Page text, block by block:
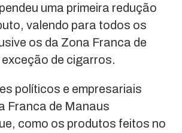
uma primeira redução
valendo para todos os
os da Zona Franca de
de cigarros.
políticos e empresariais
Franca de Manaus
como os produtos feitos no